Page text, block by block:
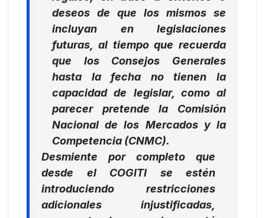
deseos de que los mismos se
incluyan en legislaciones
futuras, al tiempo que recuerda
que los Consejos Generales
hasta la fecha no tienen la
capacidad de legislar, como al
parecer pretende la Comisión
Nacional de los Mercados y la
Competencia (CNMC).
Desmiente por completo que
desde el COGITI se estén
introduciendo restricciones
adicionales injustificadas,